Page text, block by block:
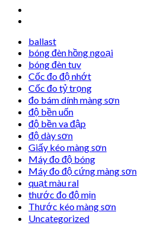
ballast
bóng đèn hồng ngoại
bóng đèn tuv
Cốc đo độ nhớt
Cốc đo tỷ trọng
đo bám dính màng sơn
độ bền uốn
độ bền va đập
độ dày sơn
Giấy kéo màng sơn
Máy đo độ bóng
Máy đo độ cứng màng sơn
quạt màu ral
thước đo độ mịn
Thước kéo màng sơn
Uncategorized